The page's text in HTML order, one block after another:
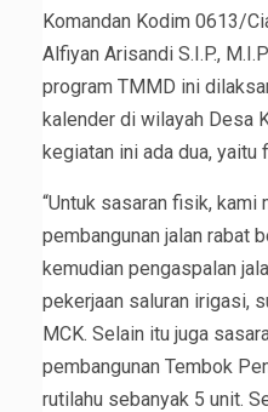
Komandan Kodim 0613/
Alfiyan Arisandi S.I.P.,
program TMMD ini
kalender di wilayah Desa
kegiatan ini ada dua, yaitu
“Untuk sasaran fisik, kami
pembangunan jalan rabat
kemudian pengaspalan
pekerjaan saluran irigasi,
MCK. Selain itu juga
pembangunan Tembok
rutilahu sebanyak 5 unit.